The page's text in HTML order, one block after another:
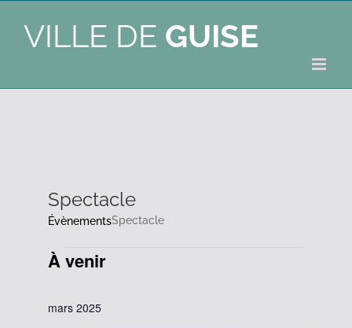
VILLE DE GUISE
Spectacle
ÉvènementsSpectacle
Évènements
À venir
date.
mars 2025